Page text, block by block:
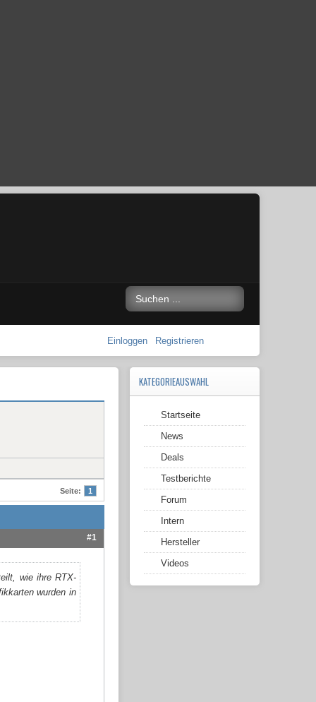
Einloggen Registrieren
Seite: 1
#1
wie ihre RTX-
wurden in
KATEGORIEAUSWAHL
Startseite
News
Deals
Testberichte
Forum
Intern
Hersteller
Videos